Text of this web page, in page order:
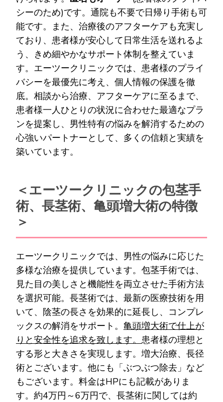
シーのため)です。通院も不要で日帰り手術も可
能です。また、治療後のアフターケアも充実し
ており、患者様が安心して日常生活を送れるよ
う、きめ細やかなサポート体制を整えていま
す。エーツークリニックでは、患者様のプライ
バシーを最優先に考え、個人情報の保護を徹
底。相談から治療、アフターケアに至るまで、
患者様一人ひとりの状況に合わせた最適なプラ
ンを提案し、男性特有の悩みを解消するための
心強いパートナーとして、多くの信頼と実績を
築いています。
＜エーツークリニックの包茎手
術、長茎術、亀頭増大術の特徴
＞
エーツークリニックでは、男性の悩みに応じた
多様な治療を提供しています。包茎手術では、
見た目の美しさと機能性を両立させた手術方法
を選択可能。長茎術では、最新の医療技術を用
いて、陰茎の長さを効果的に延長し、コンプレ
ックスの解消をサポート。 亀頭増大術で仕上が
りと安全性を追求を致します。 患者様の理想と
する形と大きさを実現します。増大治療、長径
術とございます。他にも「ぶつぶつ除去」など
もございます。料金はHPにも記載がありま
す。約4万円～6万円で、長茎術に関しては約